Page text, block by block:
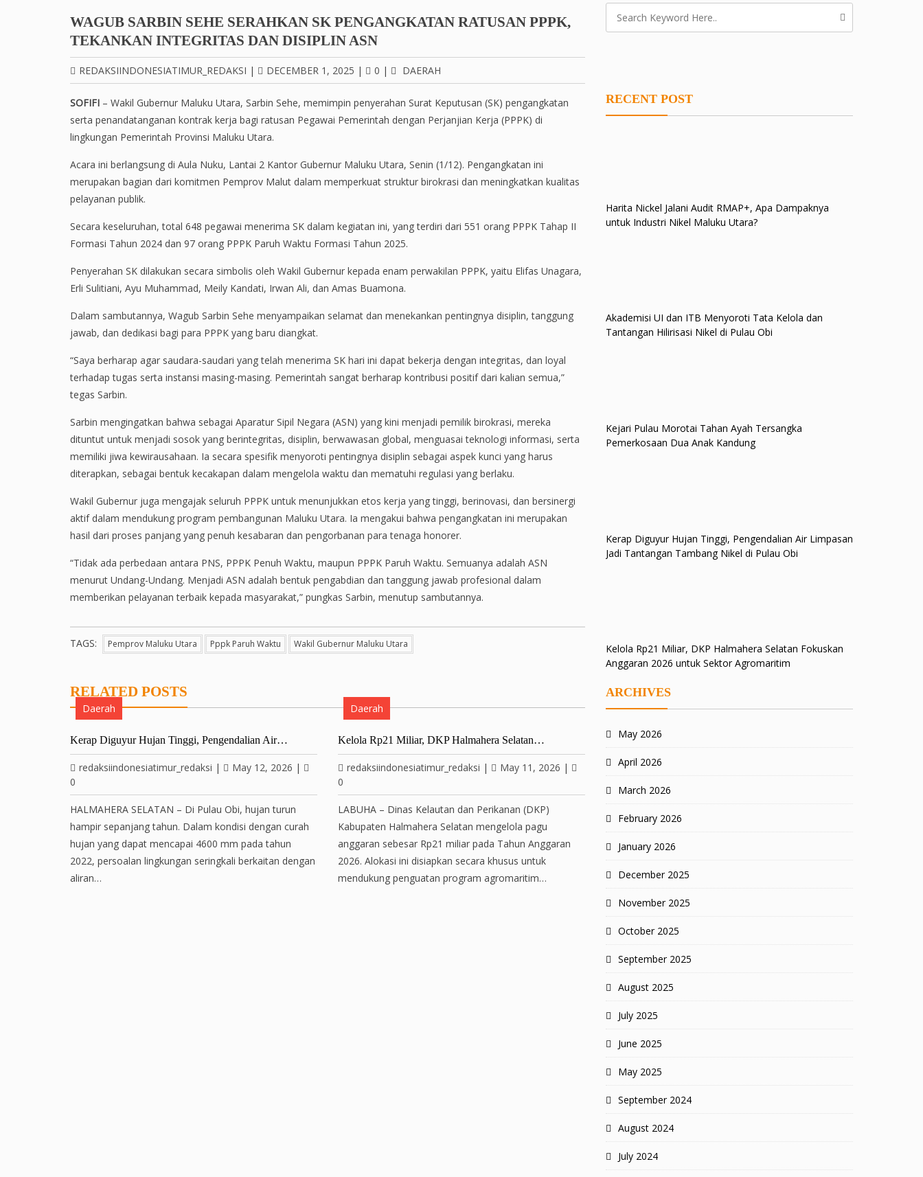
WAGUB SARBIN SEHE SERAHKAN SK PENGANGKATAN RATUSAN PPPK,
TEKANKAN INTEGRITAS DAN DISIPLIN ASN
REDAKSIINDONESIATIMUR_REDAKSI | DECEMBER 1, 2025 | 0 | DAERAH
SOFIFI – Wakil Gubernur Maluku Utara, Sarbin Sehe, memimpin penyerahan Surat Keputusan (SK) pengangkatan
serta penandatanganan kontrak kerja bagi ratusan Pegawai Pemerintah dengan Perjanjian Kerja (PPPK) di
lingkungan Pemerintah Provinsi Maluku Utara.
Acara ini berlangsung di Aula Nuku, Lantai 2 Kantor Gubernur Maluku Utara, Senin (1/12). Pengangkatan ini
merupakan bagian dari komitmen Pemprov Malut dalam memperkuat struktur birokrasi dan meningkatkan kualitas
pelayanan publik.
Secara keseluruhan, total 648 pegawai menerima SK dalam kegiatan ini, yang terdiri dari 551 orang PPPK Tahap II
Formasi Tahun 2024 dan 97 orang PPPK Paruh Waktu Formasi Tahun 2025.
Penyerahan SK dilakukan secara simbolis oleh Wakil Gubernur kepada enam perwakilan PPPK, yaitu Elifas Unagara,
Erli Sulitiani, Ayu Muhammad, Meily Kandati, Irwan Ali, dan Amas Buamona.
Dalam sambutannya, Wagub Sarbin Sehe menyampaikan selamat dan menekankan pentingnya disiplin, tanggung
jawab, dan dedikasi bagi para PPPK yang baru diangkat.
“Saya berharap agar saudara-saudari yang telah menerima SK hari ini dapat bekerja dengan integritas, dan loyal
terhadap tugas serta instansi masing-masing. Pemerintah sangat berharap kontribusi positif dari kalian semua,”
tegas Sarbin.
Sarbin mengingatkan bahwa sebagai Aparatur Sipil Negara (ASN) yang kini menjadi pemilik birokrasi, mereka
dituntut untuk menjadi sosok yang berintegritas, disiplin, berwawasan global, menguasai teknologi informasi, serta
memiliki jiwa kewirausahaan. Ia secara spesifik menyoroti pentingnya disiplin sebagai aspek kunci yang harus
diterapkan, sebagai bentuk kecakapan dalam mengelola waktu dan mematuhi regulasi yang berlaku.
Wakil Gubernur juga mengajak seluruh PPPK untuk menunjukkan etos kerja yang tinggi, berinovasi, dan bersinergi
aktif dalam mendukung program pembangunan Maluku Utara. Ia mengakui bahwa pengangkatan ini merupakan
hasil dari proses panjang yang penuh kesabaran dan pengorbanan para tenaga honorer.
“Tidak ada perbedaan antara PNS, PPPK Penuh Waktu, maupun PPPK Paruh Waktu. Semuanya adalah ASN
menurut Undang-Undang. Menjadi ASN adalah bentuk pengabdian dan tanggung jawab profesional dalam
memberikan pelayanan terbaik kepada masyarakat,” pungkas Sarbin, menutup sambutannya.
TAGS: Pemprov Maluku Utara Pppk Paruh Waktu Wakil Gubernur Maluku Utara
RELATED POSTS
Daerah
Kerap Diguyur Hujan Tinggi, Pengendalian Air…
redaksiindonesiatimur_redaksi | May 12, 2026 |
0
HALMAHERA SELATAN – Di Pulau Obi, hujan turun
hampir sepanjang tahun. Dalam kondisi dengan curah
hujan yang dapat mencapai 4600 mm pada tahun
2022, persoalan lingkungan seringkali berkaitan dengan
aliran…
Daerah
Kelola Rp21 Miliar, DKP Halmahera Selatan…
redaksiindonesiatimur_redaksi | May 11, 2026 |
0
LABUHA – Dinas Kelautan dan Perikanan (DKP)
Kabupaten Halmahera Selatan mengelola pagu
anggaran sebesar Rp21 miliar pada Tahun Anggaran
2026. Alokasi ini disiapkan secara khusus untuk
mendukung penguatan program agromaritim…
RECENT POST
Harita Nickel Jalani Audit RMAP+, Apa Dampaknya
untuk Industri Nikel Maluku Utara?
Akademisi UI dan ITB Menyoroti Tata Kelola dan
Tantangan Hilirisasi Nikel di Pulau Obi
Kejari Pulau Morotai Tahan Ayah Tersangka
Pemerkosaan Dua Anak Kandung
Kerap Diguyur Hujan Tinggi, Pengendalian Air Limpasan
Jadi Tantangan Tambang Nikel di Pulau Obi
Kelola Rp21 Miliar, DKP Halmahera Selatan Fokuskan
Anggaran 2026 untuk Sektor Agromaritim
ARCHIVES
May 2026
April 2026
March 2026
February 2026
January 2026
December 2025
November 2025
October 2025
September 2025
August 2025
July 2025
June 2025
May 2025
September 2024
August 2024
July 2024